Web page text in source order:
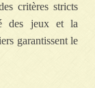
critères stricts
des jeux et la
garantissent le